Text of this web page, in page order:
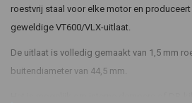
roestvrij staal voor elke motor en
geweldige VT600/VLX-uitlaat.
De uitlaat is volledig gemaakt van 1,5 mm
buitendiameter van 44,5 mm.